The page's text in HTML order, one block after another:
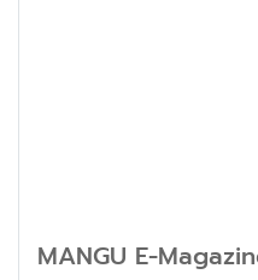
MANGU E-